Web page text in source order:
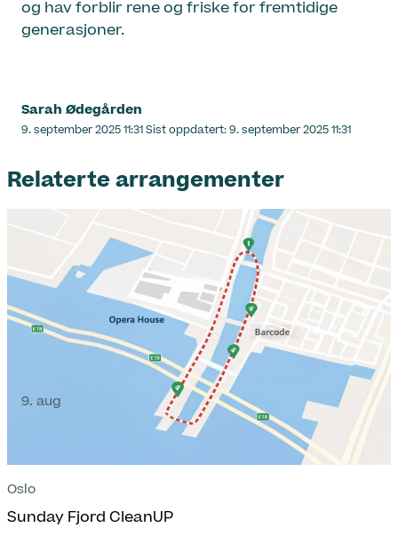
og hav forblir rene og friske for fremtidige
generasjoner.
Sarah Ødegården
Lagt
9. september 2025 11:31Sist oppdatert:9. september 2025 11:31
Relaterte arrangementer
9. aug
Oslo
Sunday Fjord CleanUP